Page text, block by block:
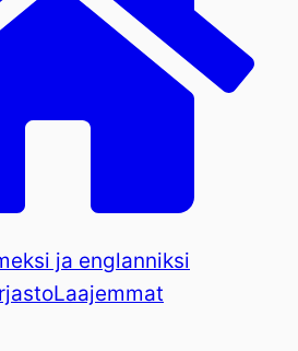
ja englanniksi
Laajemmat